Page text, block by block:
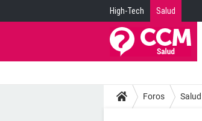
High-Tech Salud
Foros Salud